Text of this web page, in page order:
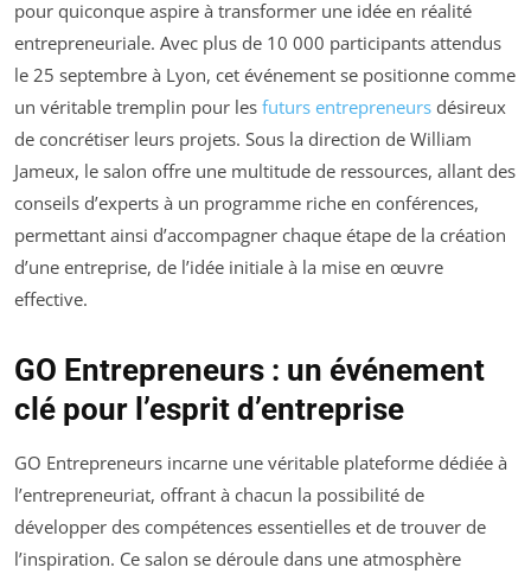
pour quiconque aspire à transformer une idée en réalité
entrepreneuriale. Avec plus de 10 000 participants attendus
le 25 septembre à Lyon, cet événement se positionne comme
un véritable tremplin pour les futurs entrepreneurs désireux
de concrétiser leurs projets. Sous la direction de William
Jameux, le salon offre une multitude de ressources, allant des
conseils d’experts à un programme riche en conférences,
permettant ainsi d’accompagner chaque étape de la création
d’une entreprise, de l’idée initiale à la mise en œuvre
effective.
GO Entrepreneurs : un événement
clé pour l’esprit d’entreprise
GO Entrepreneurs incarne une véritable plateforme dédiée à
l’entrepreneuriat, offrant à chacun la possibilité de
développer des compétences essentielles et de trouver de
l’inspiration. Ce salon se déroule dans une atmosphère